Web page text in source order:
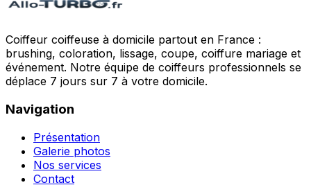
Coiffeur coiffeuse à domicile partout en France :
brushing, coloration, lissage, coupe, coiffure mariage et
événement. Notre équipe de coiffeurs professionnels se
déplace 7 jours sur 7 à votre domicile.
Navigation
Présentation
Galerie photos
Nos services
Contact